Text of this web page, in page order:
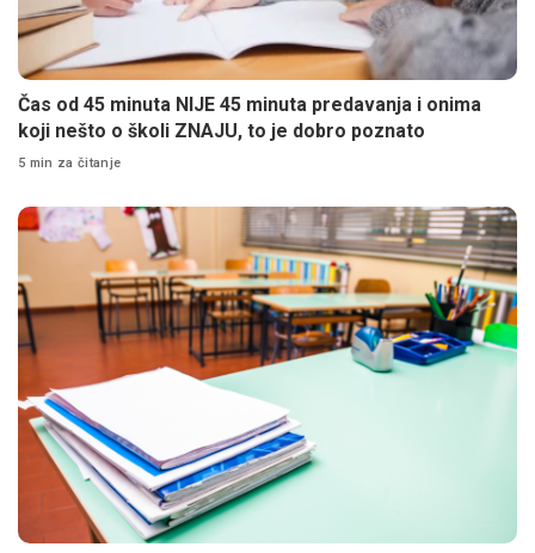
Čas od 45 minuta NIJE 45 minuta predavanja i onima
koji nešto o školi ZNAJU, to je dobro poznato
5 min za čitanje